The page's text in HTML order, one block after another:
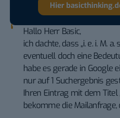
Hier
Hallo Herr Basic,
ich dachte, dass „i. e. i. M. a.
eventuell doch eine
habe es gerade in Google
nur auf 1 Suchergebnis
Ihren Eintrag mit dem
bekomme die Mailanfrage,